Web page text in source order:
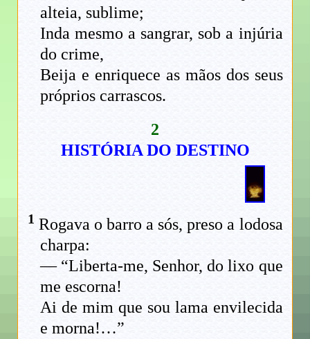
alteia, sublime;
Inda mesmo a sangrar, sob a injúria
do crime,
Beija e enriquece as mãos dos seus
próprios carrascos.
2
HISTÓRIA DO DESTINO
1 Rogava o barro a sós, preso a lodosa
charpa:
— “Liberta-me, Senhor, do lixo que
me escorna!
Ai de mim que sou lama envilecida
e morna!…”